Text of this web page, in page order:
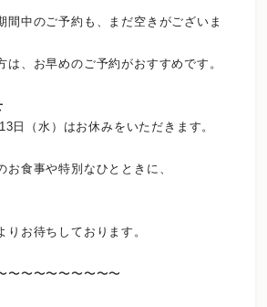
間中のご予約も、まだ空きがございま
は、お早めのご予約がおすすめです。
日（水）はお休みをいただきます。
お食事や特別なひとときに、
りお待ちしております。
〜〜〜〜〜〜〜〜〜